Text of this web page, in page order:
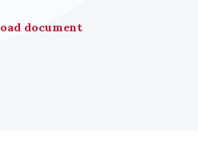
document